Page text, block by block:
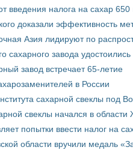
введения налога на сахар
доказали эффективность
Азия лидируют по
сахарного завода удостоились
завод встречает 65-летие
в России
сахарной свеклы под
свеклы начался в области
попытки ввести налог на
области вручили медаль